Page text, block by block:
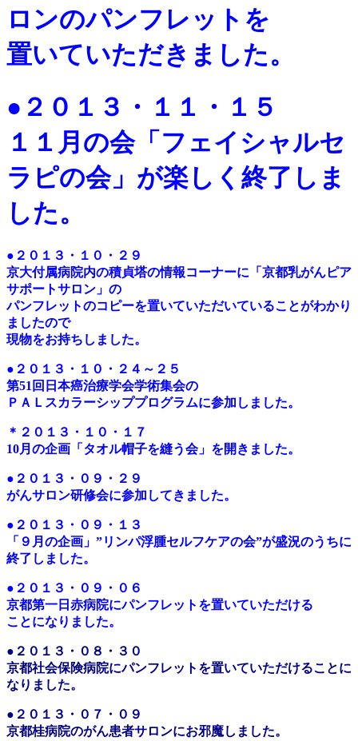
ロンのパンフレットを
置いていただきました。
●２０１３・１１・１５
１１月の会「フェイシャルセ
ラピの会」が楽しく終了しま
した。
●２０１３・１０・２９
京大付属病院内の積貞塔の情報コーナーに「京都乳がんピア
サポートサロン」の
パンフレットのコピーを置いていただいていることがわかり
ましたので
現物をお持ちしました。
●２０１３・１０・２４～２５
第51回日本癌治療学会学術集会の
ＰＡＬスカラーシッププログラムに参加しました。
＊２０１３・１０・１７
10月の企画「タオル帽子を縫う会」を開きました。
●２０１３・０９・２９
がんサロン研修会に参加してきました。
●２０１３・０９・１３
「９月の企画」”リンパ浮腫セルフケアの会”が盛況のうちに
終了しました。
●２０１３・０９・０６
京都第一日赤病院にパンフレットを置いていただける
ことになりました。
●２０１３・０８・３０
京都社会保険病院にパンフレットを置いていただけることに
なりました。
●２０１３・０７・０９
京都桂病院のがん患者サロンにお邪魔しました。